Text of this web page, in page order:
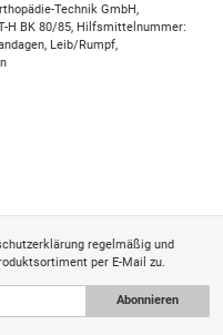
Technik GmbH,
H BK 80/85, Hilfsmittelnummer:
Leib/Rumpf,
regelmäßig und
per E-Mail zu.
Abonnieren